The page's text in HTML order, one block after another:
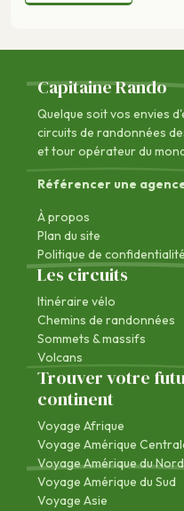
Capitaine Rando
Quelque soit vos envies
circuits de randonnées
et tour opérateur du
Référencer une
À propos
Plan du site
Politique de confidentialité
Les circuits
Itinéraire vélo
Chemins de randonnées
Sommets & massifs
Volcans
Trouver votre
continent
Voyage Afrique
Voyage Amérique
Voyage Amérique du Nord
Voyage Amérique du Sud
Voyage Asie